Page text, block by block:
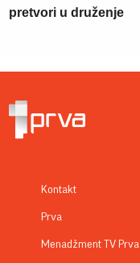
pretvori u druženje
Kontakt
Prva
Menadžment TV Prva